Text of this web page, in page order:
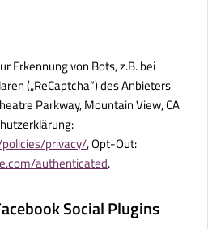
Erkennung von Bots, z.B. bei
(„ReCaptcha“) des Anbieters
Parkway, Mountain View, CA
privacy/, Opt-Out:
authenticated.
Social Plugins